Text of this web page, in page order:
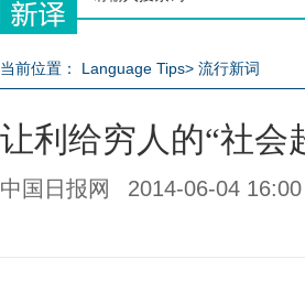
当前位置： Language Tips> 流行新词
让利给穷人的“社会
中国日报网 2014-06-04 16:00